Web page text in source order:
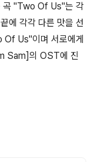
곡 "Two Of Us"는 각
에 각각 다른 맛을 선
Of Us"이며 서로에게
Sam]의 OST에 진